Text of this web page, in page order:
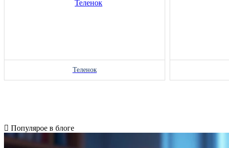
Теленок
Популярое в блоге